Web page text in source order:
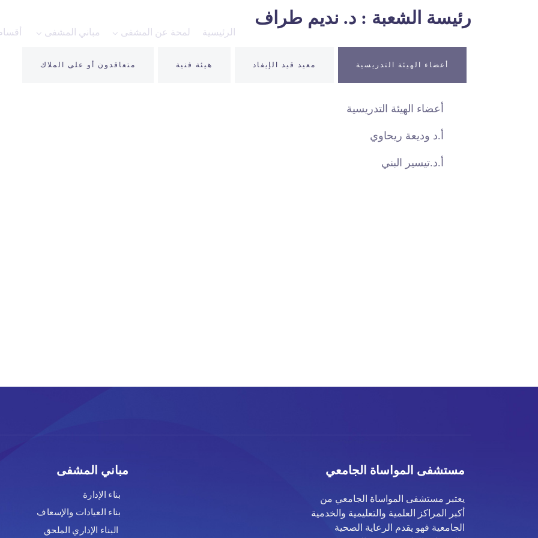
الرئيسية لمحة عن المشفى مباني المشفى
رئيسة الشعبة : د. نديم طراف
أعضاء الهيئة التدريسية معيد قيد الإيفاد هيئة فنية متعاقدون أو على الملاك
أعضاء الهيئة التدريسية
أ.د وديعة ريحاوي
أ.د.تيسير البني
مستشفى المواساة الجامعي
يعتبر مستشفى المواساة الجامعي من
أكبر المراكز العلمية والتعليمية والخدمية
الجامعية فهو يقدم الرعاية الصحية
مباني المشفى
بناء الإدارة
بناء العيادات والإسعاف
البناء الإداري الملحق